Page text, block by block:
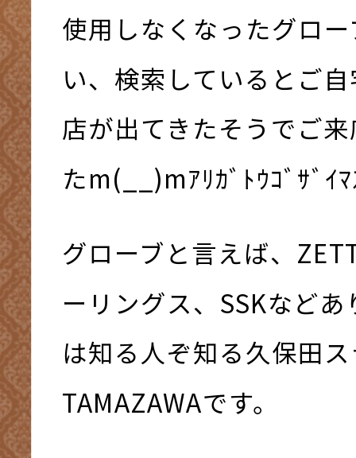
使用しなくなったグロ
い、検索しているとご
店が出てきたそうでご
たm(__)mｱﾘｶﾞﾄｳｺﾞｻﾞｲ
グローブと言えば、
ーリングス、SSKなど
は知る人ぞ知る久保田
TAMAZAWAです。